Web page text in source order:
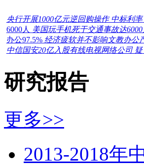
央行开展1000亿元逆回购操作 中标利率
6000人 美国玩手机死于交通事故达
办公97.5% 经济疲软并不影响文教办公
中信国安20亿入股有线电视网络公司 疑
研究报告
更多>>
2013-2018年